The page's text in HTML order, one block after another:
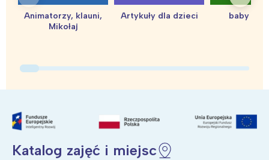
Animatorzy, klauni,
Mikołaj
Artykuły dla dzieci baby
Katalog zajęć i miejsc